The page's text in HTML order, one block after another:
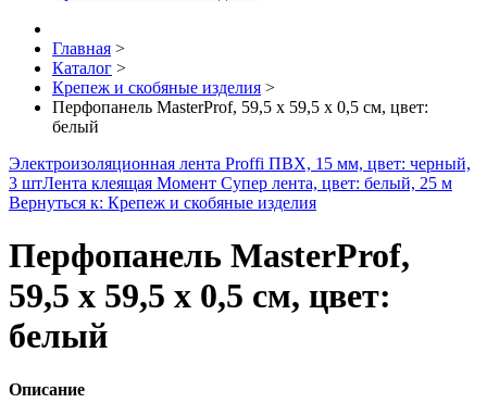
Главная >
Каталог >
Крепеж и скобяные изделия >
Перфопанель MasterProf, 59,5 х 59,5 х 0,5 см, цвет:
белый
Электроизоляционная лента Proffi ПВХ, 15 мм, цвет: черный,
3 штЛента клеящая Момент Супер лента, цвет: белый, 25 м
Вернуться к: Крепеж и скобяные изделия
Перфопанель MasterProf,
59,5 х 59,5 х 0,5 см, цвет:
белый
Описание